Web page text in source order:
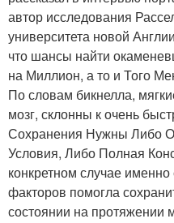
автор исследования
университета новой
что шансы найти
на Миллион, а то и Того
По словам бикнелла,
мозг, склонны к очень
Сохранения Нужны Либо
Условия, Либо Полная
конкретном случае именно
факторов помогла
состоянии на протяжении